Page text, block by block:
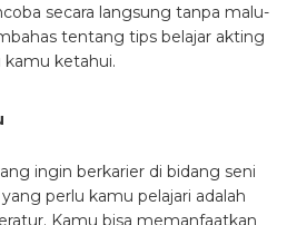
secara langsung tanpa malu-
tentang tips belajar akting
ketahui.
ingin berkarier di bidang seni
perlu kamu pelajari adalah
Kamu bisa memanfaatkan